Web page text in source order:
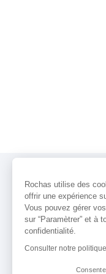
Rochas utilise des
offrir une expérience
Vous pouvez gérer
sur “Paramètrer” et à
confidentialité.
Consulter notre